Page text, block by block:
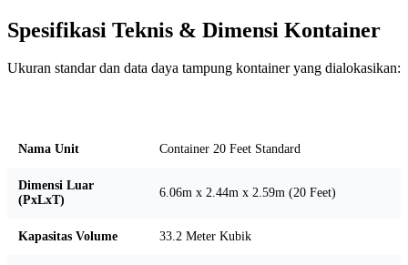
Spesifikasi Teknis & Dimensi Kontainer
Ukuran standar dan data daya tampung kontainer yang dialokasikan:
Nama Unit Container 20 Feet Standard
Dimensi Luar
(PxLxT)
6.06m x 2.44m x 2.59m (20 Feet)
Kapasitas Volume 33.2 Meter Kubik